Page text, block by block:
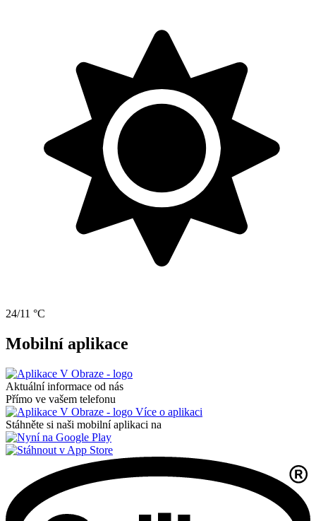
24/11 °C
Mobilní aplikace
Aktuální informace od nás
Přímo ve vašem telefonu
Více o aplikaci
Stáhněte si naši mobilní aplikaci na